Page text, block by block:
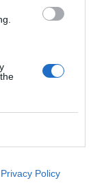
Privacy Policy